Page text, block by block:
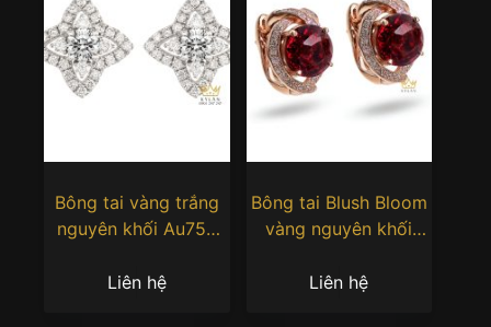
Bông tai vàng trắng
nguyên khối Au750
Liên hệ
Bông tai Blush Bloom
vàng nguyên khối
Liên hệ